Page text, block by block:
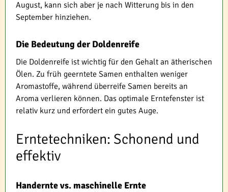
August, kann sich aber je nach Witterung bis in den
September hinziehen.
Die Bedeutung der Doldenreife
Die Doldenreife ist wichtig für den Gehalt an ätherischen
Ölen. Zu früh geerntete Samen enthalten weniger
Aromastoffe, während überreife Samen bereits an
Aroma verlieren können. Das optimale Erntefenster ist
relativ kurz und erfordert ein gutes Auge.
Erntetechniken: Schonend und
effektiv
Handernte vs. maschinelle Ernte